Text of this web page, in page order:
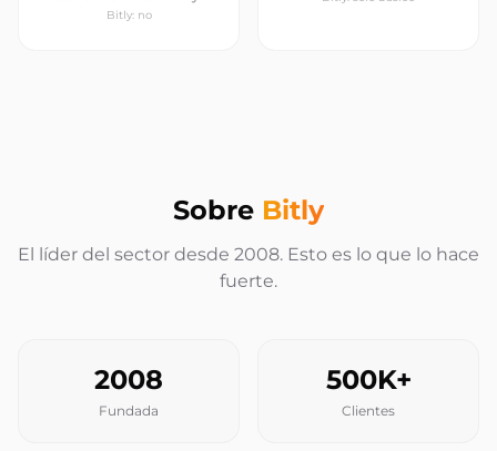
Bitly: no
Sobre Bitly
El líder del sector desde 2008. Esto es lo que lo hace
fuerte.
2008
Fundada
500K+
Clientes